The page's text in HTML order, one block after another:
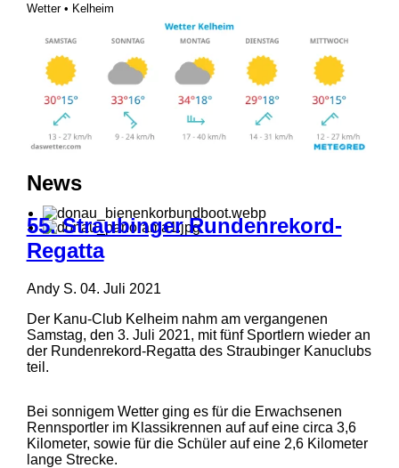
Wetter • Kelheim
News
55. Straubinger Rundenrekord-
Regatta
Andy S. 04. Juli 2021
Der Kanu-Club Kelheim nahm am vergangenen
Samstag, den 3. Juli 2021, mit fünf Sportlern wieder an
der Rundenrekord-Regatta des Straubinger Kanuclubs
teil.
Bei sonnigem Wetter ging es für die Erwachsenen
Rennsportler im Klassikrennen auf auf eine circa 3,6
Kilometer, sowie für die Schüler auf eine 2,6 Kilometer
lange Strecke.